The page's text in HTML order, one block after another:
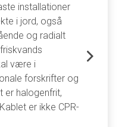
installationer
i jord, også
og radialt
være i
forskrifter og
er halogenfrit,
er ikke CPR-